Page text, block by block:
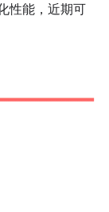
性能，近期可